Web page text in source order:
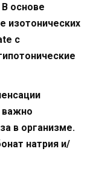
основе
изотонических
с
важно
в организме.
натрия и/